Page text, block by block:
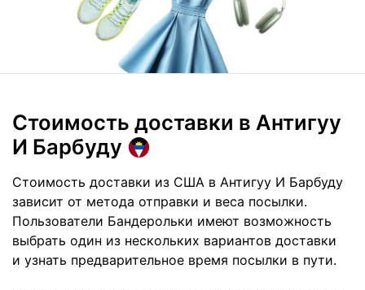
Стоимость доставки в Антигуу
И Барбуду
Стоимость доставки из США в Антигуу И Барбуду
зависит от метода отправки и веса посылки.
Пользователи Бандерольки имеют возможность
выбрать один из нескольких вариантов доставки
и узнать предварительное время посылки в пути.